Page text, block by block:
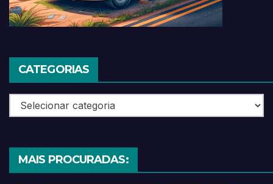
CATEGORIAS
Categorias
MAIS PROCURADAS: